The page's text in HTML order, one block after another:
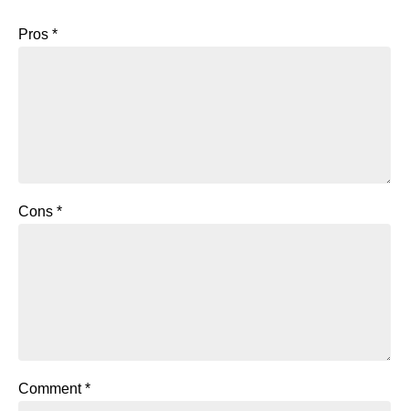
Pros *
Cons *
Comment*